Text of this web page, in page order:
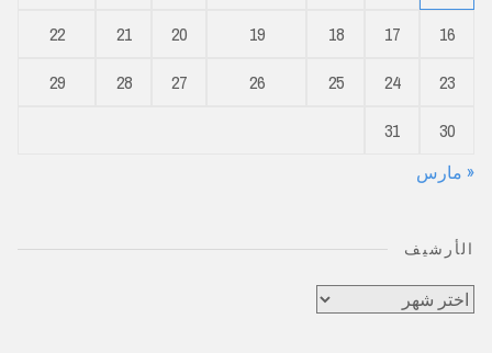
16
17
18
19
20
21
22
23
24
25
26
27
28
29
30
31
« مارس
الأرشيف
الأرشيف